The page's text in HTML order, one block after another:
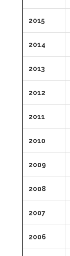
2015
2014
2013
2012
2011
2010
2009
2008
2007
2006